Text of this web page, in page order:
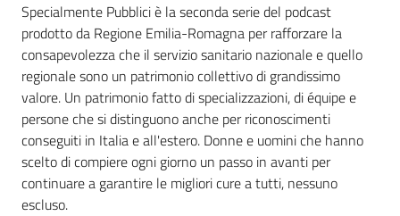
Specialmente Pubblici è la seconda serie del podcast
prodotto da Regione Emilia-Romagna per rafforzare la
consapevolezza che il servizio sanitario nazionale e quello
regionale sono un patrimonio collettivo di grandissimo
valore. Un patrimonio fatto di specializzazioni, di équipe e
persone che si distinguono anche per riconoscimenti
conseguiti in Italia e all'estero. Donne e uomini che hanno
scelto di compiere ogni giorno un passo in avanti per
continuare a garantire le migliori cure a tutti, nessuno
escluso.